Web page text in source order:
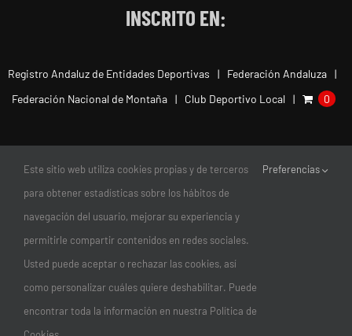
INSCRITO EN:
Registro Andaluz de Entidades Deportivas
Federación Andaluza
Federación Nacional de Montaña
Club Deportivo Local 0
© Copyright 2011-2026 |
Este sitio web utiliza cookies propias y de terceros
para obtener estadísticas sobre los hábitos de
navegación del usuario, mejorar su experiencia y
permitirle compartir contenidos en redes sociales.
Usted puede aceptar o rechazar las cookies, así
como personalizar cuáles quiere deshabilitar. Puede
encontrar toda la información en nuestra Política de
Preferencias